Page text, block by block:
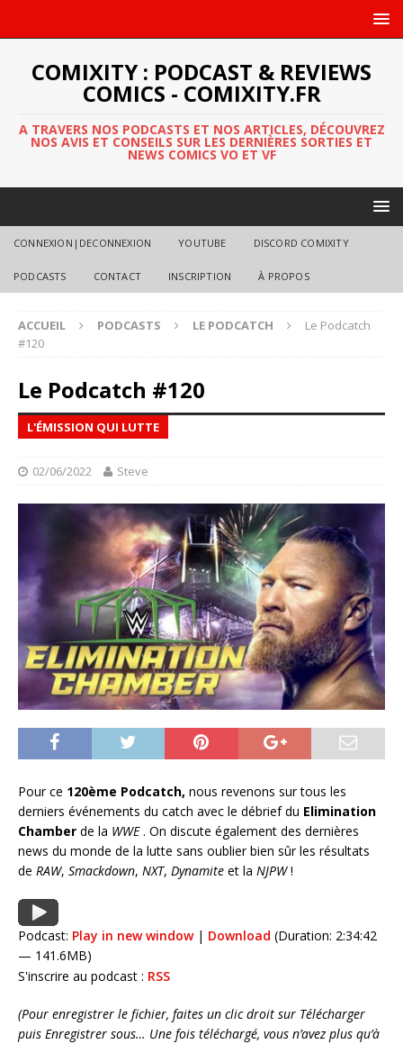
COMIXITY : PODCAST & REVIEWS
COMICS - COMIXITY.FR
A TRAVERS NOS PODCASTS ET NOS ARTICLES, DÉCOUVREZ
NOS AVIS ET CONSEILS SUR LES DERNIÈRES SORTIES ET
NEWS COMICS VO ET VF
CONNEXION|DECONNEXION YOUTUBE DISCORD COMIXITY
PODCASTS CONTACT INSCRIPTION À PROPOS
ACCUEIL PODCASTS LE PODCATCH
Le Podcatch
#120
Le Podcatch #120
L'ÉMISSION QUI LUTTE
02/06/2022 Steve
Pour ce 120ème Podcatch, nous revenons sur tous les
derniers événements du catch avec le débrief du Elimination
Chamber de la WWE. On discute également des dernières
news du monde de la lutte sans oublier bien sûr les résultats
de RAW, Smackdown, NXT, Dynamite et la NJPW!
Podcast: Play in new window| Download (Duration: 2:34:42
— 141.6MB)
S'inscrire au podcast : RSS
(Pour enregistrer le fichier, faites un clic droit sur Télécharger
puis Enregistrer sous… Une fois téléchargé, vous n’avez plus qu’à